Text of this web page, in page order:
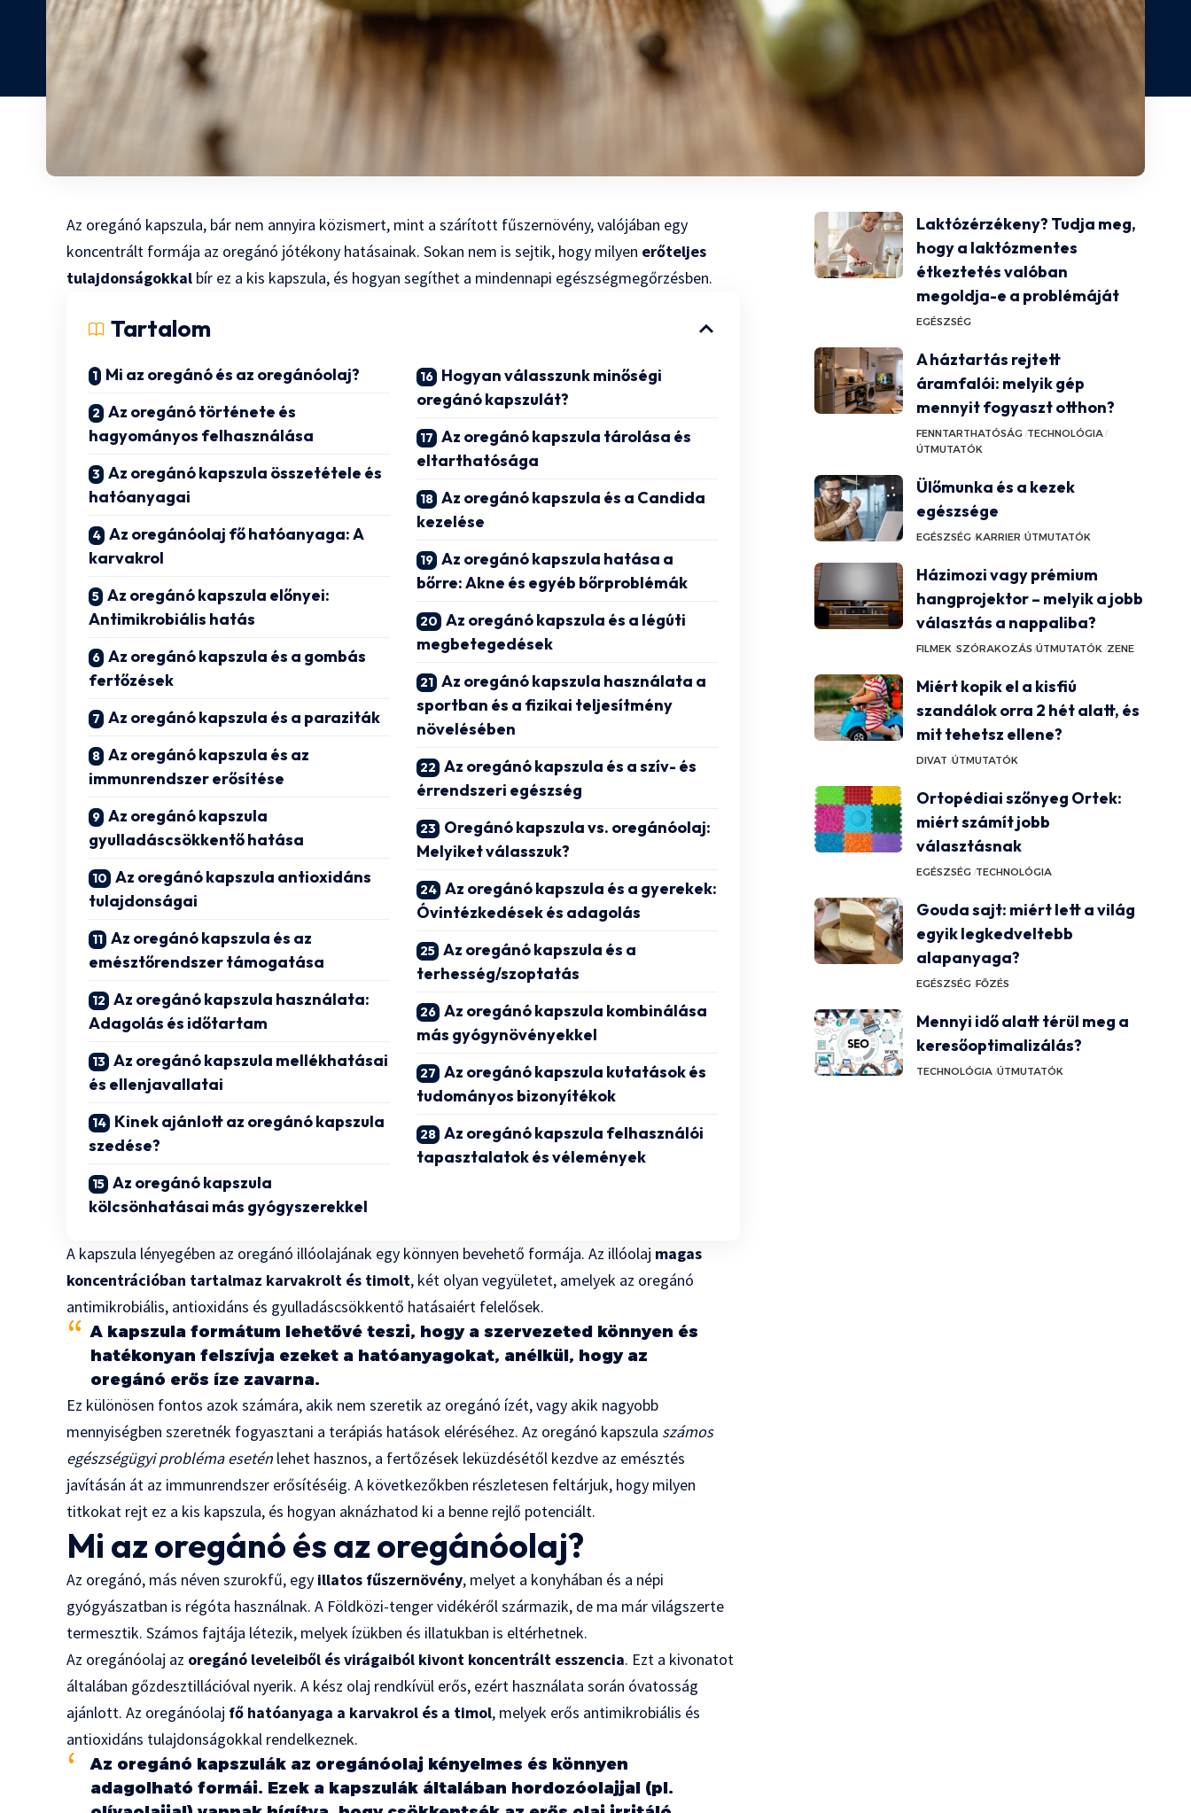
Az oregánó kapszula, bár nem annyira közismert, mint a szárított fűszernövény, valójában egy
koncentrált formája az oregánó jótékony hatásainak. Sokan nem is sejtik, hogy milyen erőteljes
tulajdonságokkal bír ez a kis kapszula, és hogyan segíthet a mindennapi egészségmegőrzésben.
Tartalom
Mi az oregánó és az oregánóolaj?
Az oregánó története és
hagyományos felhasználása
Az oregánó kapszula összetétele és
hatóanyagai
Az oregánóolaj fő hatóanyaga: A
karvakrol
Az oregánó kapszula előnyei:
Antimikrobiális hatás
Az oregánó kapszula és a gombás
fertőzések
Az oregánó kapszula és a paraziták
Az oregánó kapszula és az
immunrendszer erősítése
Az oregánó kapszula
gyulladáscsökkentő hatása
Az oregánó kapszula antioxidáns
tulajdonságai
Az oregánó kapszula és az
emésztőrendszer támogatása
Az oregánó kapszula használata:
Adagolás és időtartam
Az oregánó kapszula mellékhatásai
és ellenjavallatai
Kinek ajánlott az oregánó kapszula
szedése?
Az oregánó kapszula
kölcsönhatásai más gyógyszerekkel
Hogyan válasszunk minőségi
oregánó kapszulát?
Az oregánó kapszula tárolása és
eltarthatósága
Az oregánó kapszula és a Candida
kezelése
Az oregánó kapszula hatása a
bőrre: Akne és egyéb bőrproblémák
Az oregánó kapszula és a légúti
megbetegedések
Az oregánó kapszula használata a
sportban és a fizikai teljesítmény
növelésében
Az oregánó kapszula és a szív- és
érrendszeri egészség
Oregánó kapszula vs. oregánóolaj:
Melyiket válasszuk?
Az oregánó kapszula és a gyerekek:
Óvintézkedések és adagolás
Az oregánó kapszula és a
terhesség/szoptatás
Az oregánó kapszula kombinálása
más gyógynövényekkel
Az oregánó kapszula kutatások és
tudományos bizonyítékok
Az oregánó kapszula felhasználói
tapasztalatok és vélemények
A kapszula lényegében az oregánó illóolajának egy könnyen bevehető formája. Az illóolaj magas
koncentrációban tartalmaz karvakrolt és timolt, két olyan vegyületet, amelyek az oregánó
antimikrobiális, antioxidáns és gyulladáscsökkentő hatásaiért felelősek.
A kapszula formátum lehetővé teszi, hogy a szervezeted könnyen és
hatékonyan felszívja ezeket a hatóanyagokat, anélkül, hogy az
oregánó erős íze zavarna.
Ez különösen fontos azok számára, akik nem szeretik az oregánó ízét, vagy akik nagyobb
mennyiségben szeretnék fogyasztani a terápiás hatások eléréséhez. Az oregánó kapszula számos
egészségügyi probléma esetén lehet hasznos, a fertőzések leküzdésétől kezdve az emésztés
javításán át az immunrendszer erősítéséig. A következőkben részletesen feltárjuk, hogy milyen
titkokat rejt ez a kis kapszula, és hogyan aknázhatod ki a benne rejlő potenciált.
Mi az oregánó és az oregánóolaj?
Az oregánó, más néven szurokfű, egy illatos fűszernövény, melyet a konyhában és a népi
gyógyászatban is régóta használnak. A Földközi-tenger vidékéről származik, de ma már világszerte
termesztik. Számos fajtája létezik, melyek ízükben és illatukban is eltérhetnek.
Az oregánóolaj az oregánó leveleiből és virágaiból kivont koncentrált esszencia. Ezt a kivonatot
általában gőzdesztillációval nyerik. A kész olaj rendkívül erős, ezért használata során óvatosság
ajánlott. Az oregánóolaj fő hatóanyaga a karvakrol és a timol, melyek erős antimikrobiális és
antioxidáns tulajdonságokkal rendelkeznek.
Az oregánó kapszulák az oregánóolaj kényelmes és könnyen
adagolható formái. Ezek a kapszulák általában hordozóolajjal (pl.
Laktózérzékeny? Tudja meg,
hogy a laktózmentes
étkeztetés valóban
megoldja-e a problémáját
EGÉSZSÉG
A háztartás rejtett
áramfalói: melyik gép
mennyit fogyaszt otthon?
FENNTARTHATÓSÁG TECHNOLÓGIA
ÚTMUTATÓK
Ülőmunka és a kezek
egészsége
EGÉSZSÉG KARRIER ÚTMUTATÓK
Házimozi vagy prémium
hangprojektor – melyik a jobb
választás a nappaliba?
FILMEK SZÓRAKOZÁS ÚTMUTATÓK ZENE
Miért kopik el a kisfiú
szandálok orra 2 hét alatt, és
mit tehetsz ellene?
DIVAT ÚTMUTATÓK
Ortopédiai szőnyeg Ortek:
miért számít jobb
választásnak
EGÉSZSÉG TECHNOLÓGIA
Gouda sajt: miért lett a világ
egyik legkedveltebb
alapanyaga?
EGÉSZSÉG FŐZÉS
Mennyi idő alatt térül meg a
keresőoptimalizálás?
TECHNOLÓGIA ÚTMUTATÓK